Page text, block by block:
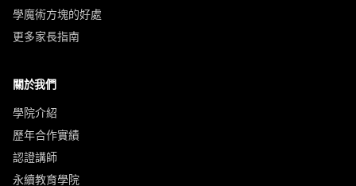
學魔術方塊的好處
更多家長指南
關於我們
學院介紹
歷年合作實績
認證講師
永續教育學院